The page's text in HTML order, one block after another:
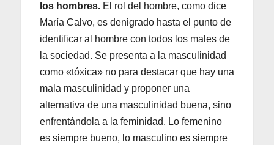
los hombres. El rol del hombre, como dice
María Calvo, es denigrado hasta el punto de
identificar al hombre con todos los males de
la sociedad. Se presenta a la masculinidad
como «tóxica» no para destacar que hay una
mala masculinidad y proponer una
alternativa de una masculinidad buena, sino
enfrentándola a la feminidad. Lo femenino
es siempre bueno, lo masculino es siempre